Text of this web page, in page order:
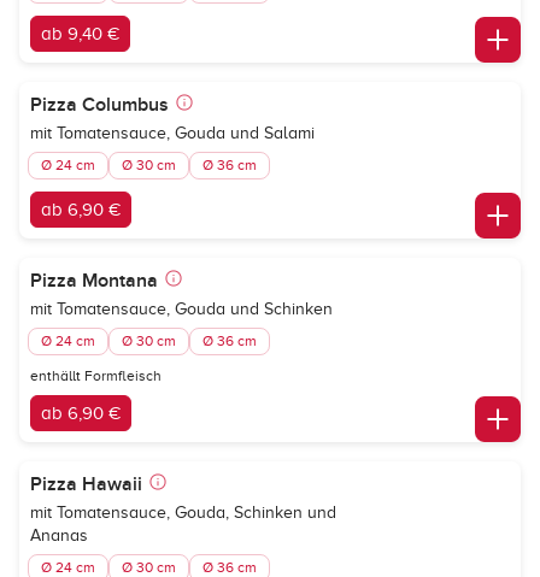
ab 9,40 €
Pizza Columbus
mit Tomatensauce, Gouda und Salami
Ø 24 cm Ø 30 cm Ø 36 cm
ab 6,90 €
Pizza Montana
mit Tomatensauce, Gouda und Schinken
Ø 24 cm Ø 30 cm Ø 36 cm
enthällt Formfleisch
ab 6,90 €
Pizza Hawaii
mit Tomatensauce, Gouda, Schinken und
Ananas
Ø 24 cm Ø 30 cm Ø 36 cm